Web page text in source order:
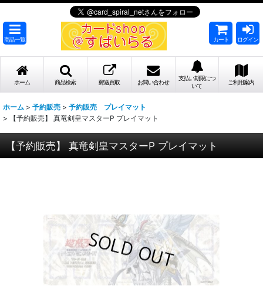
商品一覧 カート ログイン
ホーム 商品検索 郵送買取 お問い合わせ
支払い期限につ
いて
ご利用案内
ホーム > 予約販売 > 予約販売 プレイマット
>
【予約販売】 真竜剣皇マスターP プレイマット
【予約販売】 真竜剣皇マスターP プレイマット